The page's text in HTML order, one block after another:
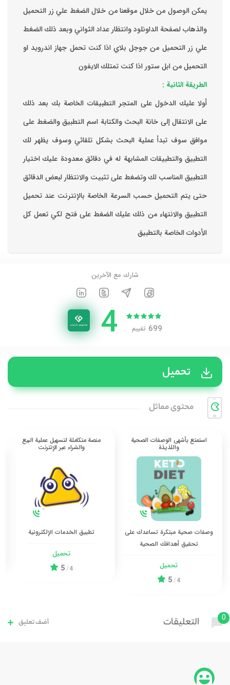
يمكن الوصول من خلال موقعنا من خلال الضغط علي زر التحميل
والذهاب لصفحة الداونلود وانتظار عداد الثواني وبعد ذلك الضغط
علي زر التحميل من جوجل بلاي اذا كنت تحمل جهاز اندرويد او
التحميل من ابل ستور اذا كنت تمتلك الايفون
الطريقة الثانية :
‏أولا عليك الدخول على المتجر التطبيقات الخاصة بك ‏بعد ذلك
على الانتقال إلى خانة البحث والكتابة اسم التطبيق والضغط على
موافق ‏سوف تبدأ عملية البحث بشكل تلقائي وسوف يظهر لك
التطبيق والتطبيقات المشابهة له في دقائق معدودة ‏عليك اختيار
التطبيق المناسب لك وتضغط على تثبيت والانتظار لبعض الدقائق
حتى يتم التحميل حسب السرعة الخاصة بالإنترنت ‏عند تحميل
التطبيق والانتهاء من ذلك عليك الضغط على فتح لكي تعمل كل
الأدوات الخاصة بالتطبيق
شارك مع الآخرين
699 تقييم 4
تحميل
محتوی مماثل
استمتع بأشهى الوصفات الصحية
واللذيذة
وصفات صحية مبتكرة تساعدك على
تحقيق أهدافك الصحية
تحميل
4
/
5
منصة متكاملة لتسهيل عملية البيع
والشراء عبر الإنترنت
تطبيق الخدمات الإلكترونية
تحميل
4
/
5
0 التعليقات أضف تعليق